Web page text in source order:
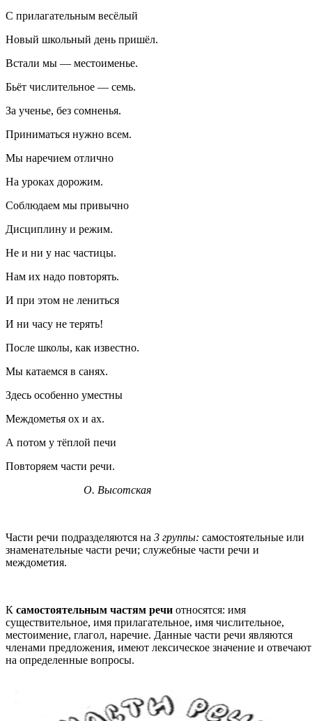
С прилагательным весёлый
Новый школьный день пришёл.
Встали мы — местоименье.
Бьёт числительное — семь.
За ученье, без сомненья.
Приниматься нужно всем.
Мы наречием отлично
На уроках дорожим.
Соблюдаем мы привычно
Дисциплину и режим.
Не и ни у нас частицы.
Нам их надо повторять.
И при этом не лениться
И ни часу не терять!
После школы, как известно.
Мы катаемся в санях.
Здесь особенно уместны
Междометья ох и ах.
А потом у тёплой печи
Повторяем части речи.
О. Высотская
Части речи подразделяются на 3 группы: самостоятельные или
знаменательные части речи; служебные части речи и
междометия.
К самостоятельным частям речи относятся: имя
существительное, имя прилагательное, имя числительное,
местоимение, глагол, наречие. Данные части речи являются
членами предложения, имеют лексическое значение и отвечают
на определенные вопросы.